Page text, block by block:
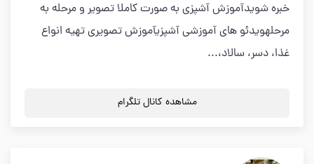
خبره شویدآموزش آشپزی به صورت کاملا تصویر و مرحله به
مرحلهویدئو های آموزشی آشپزیآموزش تصویری تهیه انواع
غذا، دسر، سالاد،...
مشاهده کانال تلگرام